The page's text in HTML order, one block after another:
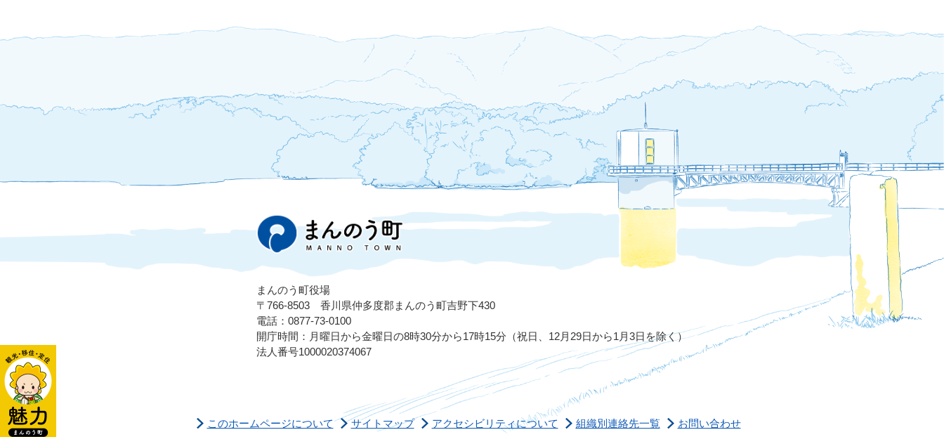
まんのう町役場
〒766-8503 香川県仲多度郡まんのう町吉野下430
電話：0877-73-0100
開庁時間：月曜日から金曜日の8時30分から17時15分（祝日、12月29日から1月3日を除く）
法人番号1000020374067
このホームページについて サイトマップ アクセシビリティについて 組織別連絡先一覧 お問い合わせ